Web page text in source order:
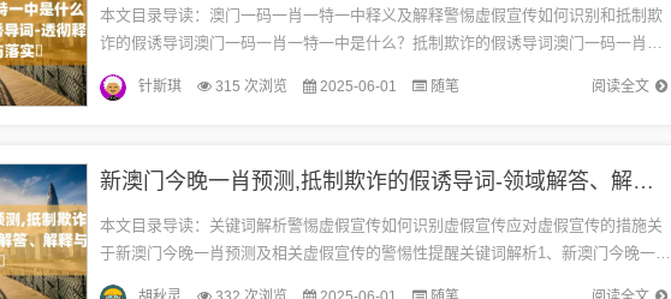
本文目录导读：澳门一码一肖一特一中释义及解释警惕虚假宣传如何识别和抵制欺
诈的假诱导词澳门一码一肖一特一中是什么？抵制欺诈的假诱导词澳门一码一肖一
特一中释义及解释澳门一码一肖一特一中，这一词汇可能源于博彩行业，特别是
在...
阅读全文
针斯琪 315 次浏览 2025-06-01 随笔
新澳门今晚一肖预测,抵制欺诈的假诱导词-领域解答、解释与落实​
本文目录导读：关键词解析警惕虚假宣传如何识别虚假宣传应对虚假宣传的措施关
于新澳门今晚一肖预测及相关虚假宣传的警惕性提醒关键词解析1、新澳门今晚一肖
预测：此关键词涉及的是对某种生肖预测的相关内容，可能是基于某种算法或者...